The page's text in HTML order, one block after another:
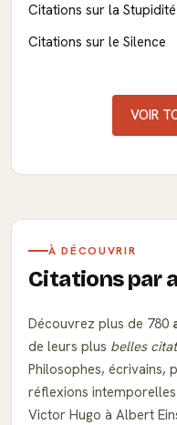
Citations sur la Stupidité
Citations sur le Silence
VOIR
À DÉCOUVRIR
Citations par
Découvrez plus de 780
de leurs plus belles
Philosophes, écrivains,
réflexions
Victor Hugo à Albert